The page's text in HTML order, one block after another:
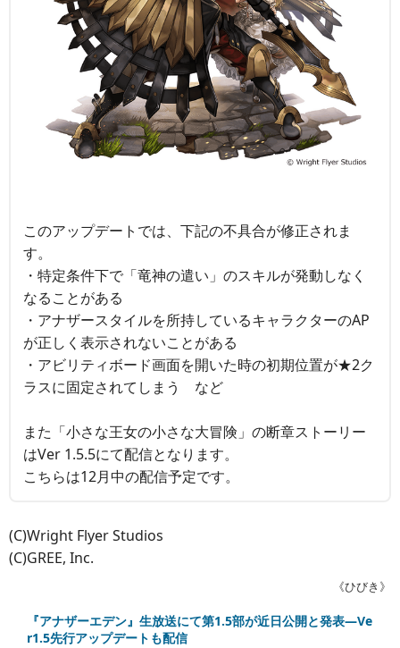
このアップデートでは、下記の不具合が修正されま
す。
・特定条件下で「竜神の遣い」のスキルが発動しなく
なることがある
・アナザースタイルを所持しているキャラクターのAP
が正しく表示されないことがある
・アビリティボード画面を開いた時の初期位置が★2ク
ラスに固定されてしまう など
また「小さな王女の小さな大冒険」の断章ストーリー
はVer 1.5.5にて配信となります。
こちらは12月中の配信予定です。
(C)Wright Flyer Studios
(C)GREE, Inc.
《ひびき》
『アナザーエデン』生放送にて第1.5部が近日公開と発表―Ve
r1.5先行アップデートも配信